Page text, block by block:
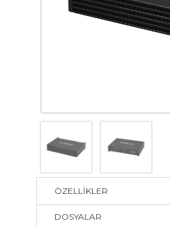
ÖZELLİKLER
DOSYALAR